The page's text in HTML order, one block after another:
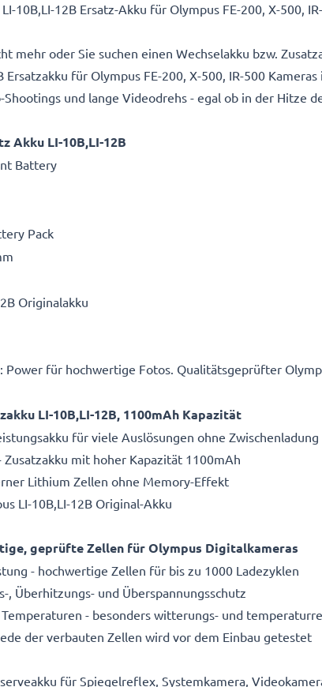
10B,LI-12B Ersatz-Akku für Olympus FE-200, X-500,
mehr oder Sie suchen einen Wechselakku bzw.
Ersatzakku für Olympus FE-200, X-500, IR-500
und lange Videodrehs - egal ob in der Hitze
Akku LI-10B,LI-12B
Battery
Pack
Originalakku
Power für hochwertige Fotos. Qualitätsgeprüfter
LI-10B,LI-12B, 1100mAh Kapazität
für viele Auslösungen ohne Zwischenladung
mit hoher Kapazität 1100mAh
Lithium Zellen ohne Memory-Effekt
LI-10B,LI-12B Original-Akku
geprüfte Zellen für Olympus Digitalkameras
- hochwertige Zellen für bis zu 1000 Ladezyklen
Überhitzungs- und Überspannungsschutz
- besonders witterungs- und
der verbauten Zellen wird vor dem Einbau getestet
für Spiegelreflex, Systemkamera,